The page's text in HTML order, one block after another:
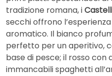
tradizione romana, i
secchi offrono
aromatico. Il bianco
perfetto per un aperitivo,
base di pesce; il rosso con
immancabili spaghetti